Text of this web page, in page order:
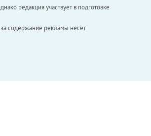
редакция участвует в подготовке
за содержание рекламы несет